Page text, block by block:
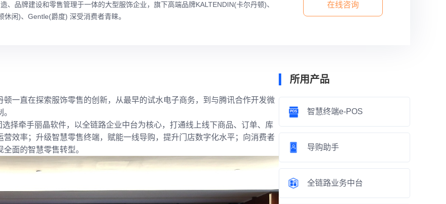
、品牌建设和零售管理于一体的大型服饰企业，旗下高端品牌KALTENDIN(卡尔丹顿)、
休闲)、Gentle(爵度) 深受消费者青睐。
在线咨询
一直在探索服饰零售的创新，从最早的试水电子商务，到与腾讯合作开发微
择牵手丽晶软件，以全链路企业中台为核心，打通线上线下商品、订单、库
效率；升级智慧零售终端，赋能一线导购，提升门店数字化水平；向消费者
面的智慧零售转型。
所用产品
智慧终端e-POS
导购助手
全链路业务中台